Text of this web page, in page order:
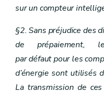
sur un compteur
§2. Sans préjudice des
de prépaiement,
par défaut pour les
d’énergie sont utilisés
La transmission de